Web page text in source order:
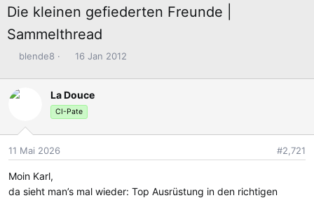
Die kleinen gefiederten Freunde |
Sammelthread
E
t
e
blende8
E
t
e
16 Jan 2012
La Douce
CI-Pate
11 Mai 2026 #2,721
Moin Karl,
da sieht man’s mal wieder: Top Ausrüstung in den richtigen